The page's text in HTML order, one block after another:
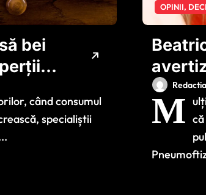
bei
când consumul
specialiștii
OPINII,
de
Redactia
M